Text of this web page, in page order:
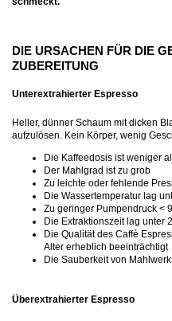
DIE URSACHEN FÜR DIE
ZUBEREITUNG
Unterextrahierter Espresso
Heller, dünner Schaum mit dicken
aufzulösen. Kein Körper, wenig
Die Kaffeedosis ist weniger
Der Mahlgrad ist zu grob
Zu leichte oder fehlende
Die Wassertemperatur lag
Zu geringer Pumpendruck <
Die Extraktionszeit lag unter
Die Qualität des Caffè
Alter erheblich beeinträchtigt
Die Sauberkeit von
Überextrahierter Espresso